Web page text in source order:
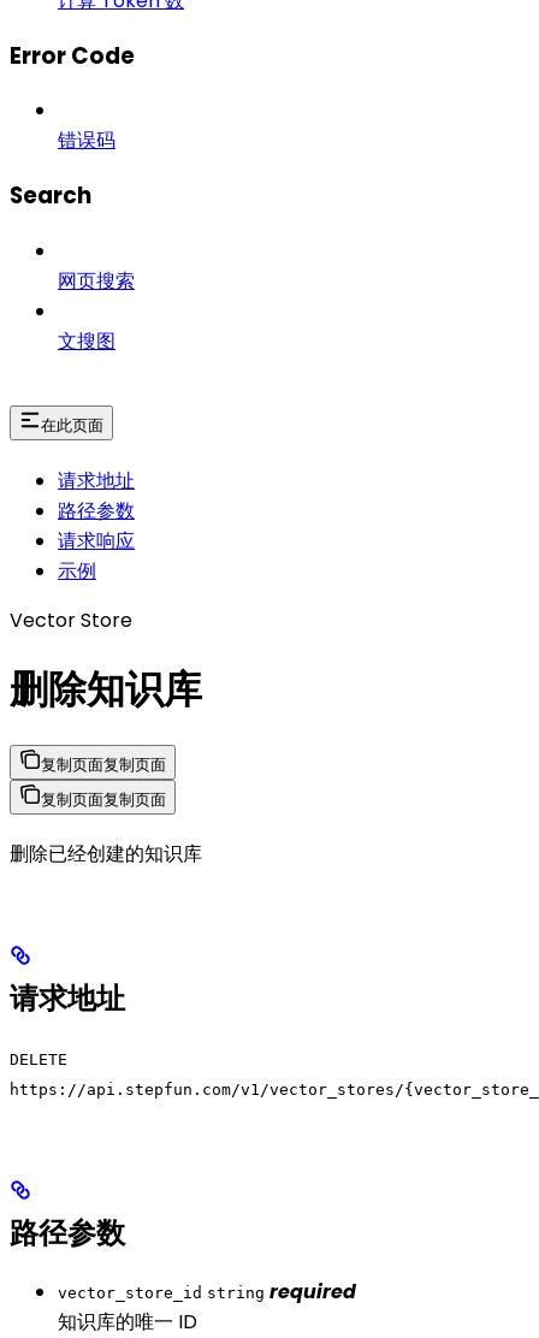
Error Code
错误码
Search
网页搜索
文搜图
在此页面
请求地址
路径参数
请求响应
示例
Vector Store
删除知识库
复制页面复制页面
复制页面复制页面
删除已经创建的知识库
请求地址
DELETE
https://api.stepfun.com/v1/vector_stores/
路径参数
vector_store_id string required
知识库的唯一 ID